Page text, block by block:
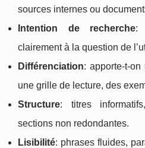
sources internes ou
Intention de recherche:
clairement à la question de
Différenciation: apporte-t-
une grille de lecture, des
Structure: titres
sections non redondantes.
Lisibilité: phrases fluides,